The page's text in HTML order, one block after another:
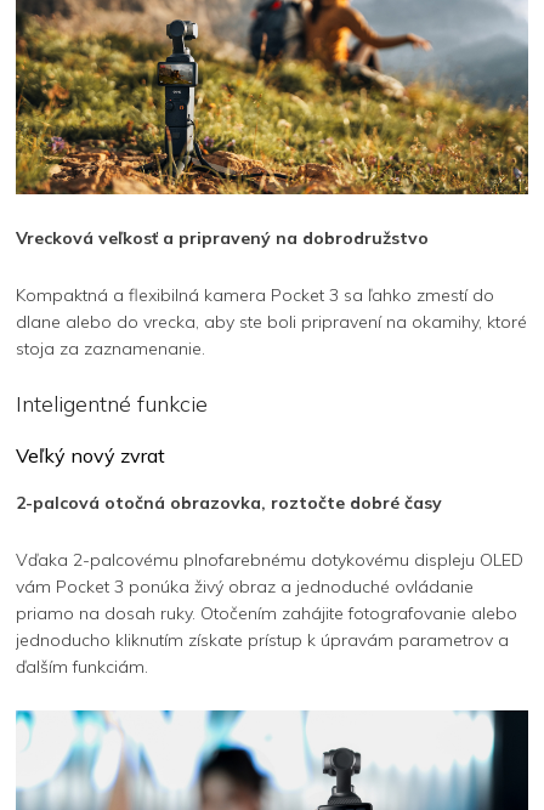
Vrecková veľkosť a pripravený na dobrodružstvo
Kompaktná a flexibilná kamera Pocket 3 sa ľahko zmestí do
dlane alebo do vrecka, aby ste boli pripravení na okamihy, ktoré
stoja za zaznamenanie.
Inteligentné funkcie
Veľký nový zvrat
2-palcová otočná obrazovka, roztočte dobré časy
Vďaka 2-palcovému plnofarebnému dotykovému displeju OLED
vám Pocket 3 ponúka živý obraz a jednoduché ovládanie
priamo na dosah ruky. Otočením zahájite fotografovanie alebo
jednoducho kliknutím získate prístup k úpravám parametrov a
ďalším funkciám.